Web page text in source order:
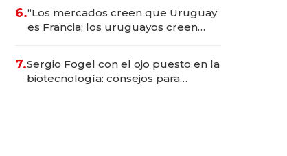
6.“Los mercados creen que Uruguay
es Francia; los uruguayos creen
conservadurismo financiero
7.Sergio Fogel con el ojo puesto en la
biotecnología: consejos para